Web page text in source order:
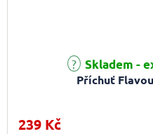
Příchuť
Skladem -
239 Kč